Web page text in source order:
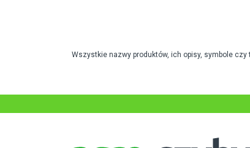
Wszystkie nazwy produktów, ich opisy, symbole